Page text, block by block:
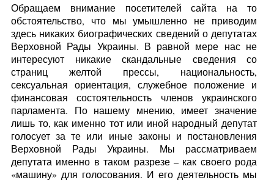
Обращаем внимание посетителей сайта на то
обстоятельство, что мы умышленно не приводим
здесь никаких биографических сведений о депутатах
Верховной Рады Украины. В равной мере нас не
интересуют никакие скандальные сведения со
страниц желтой прессы, национальность,
сексуальная ориентация, служебное положение и
финансовая состоятельность членов украинского
парламента. По нашему мнению, имеет значение
лишь то, как именно тот или иной народный депутат
голосует за те или иные законы и постановления
Верховной Рады Украины. Мы рассматриваем
депутата именно в таком разрезе – как своего рода
«машину» для голосования. И его деятельность мы